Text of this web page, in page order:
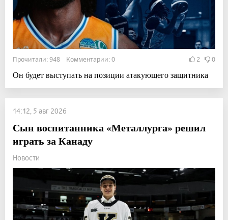
Прочитали: 948 Комментарии: 0 2 0
Он будет выступать на позиции атакующего защитника
14:12, 5 авг 2026
Сын воспитанника «Металлурга» решил
играть за Канаду
Новости